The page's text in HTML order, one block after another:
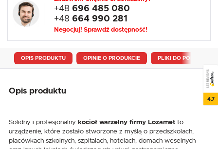
+48 696 485 080
+48 664 990 281
Negocjuj! Sprawdź dostępność!
OPIS PRODUKTU OPINIE O PRODUKCIE PLIKI DO POBRANIA
Opis produktu
Solidny i profesjonalny kocioł warzelny firmy Lozamet to
urządzenie, które zostało stworzone z myślą o przedszkolach,
placówkach szkolnych, szpitalach, hotelach, domach weselnych
SEE REVIEWS
4.7